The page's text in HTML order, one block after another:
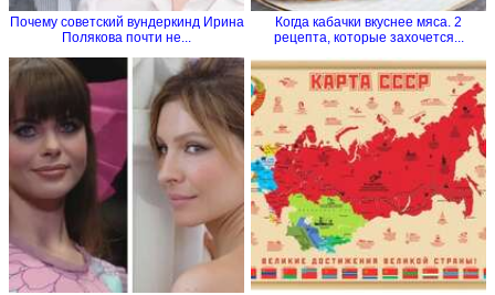
Почему советский вундеркинд Ирина
Полякова почти не...
Когда кабачки вкуснее мяса. 2
рецепта, которые захочется...